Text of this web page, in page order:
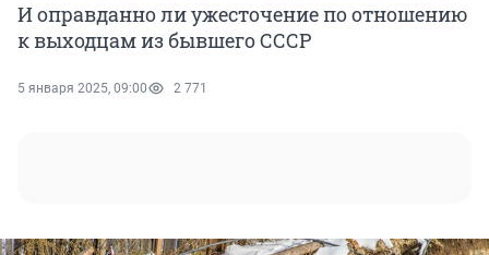
И оправданно ли ужесточение по отношению
к выходцам из бывшего СССР
5 января 2025, 09:00 2 771